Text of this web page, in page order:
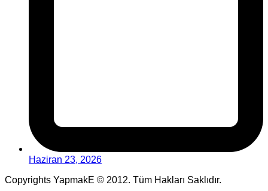
Haziran 23, 2026
Copyrights YapmakE © 2012. Tüm Hakları Saklıdır.